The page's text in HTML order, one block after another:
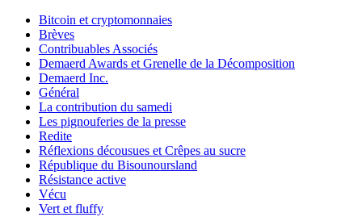
Bitcoin et cryptomonnaies
Brèves
Contribuables Associés
Demaerd Awards et Grenelle de la Décomposition
Demaerd Inc.
Général
La contribution du samedi
Les pignouferies de la presse
Redite
Réflexions décousues et Crêpes au sucre
République du Bisounoursland
Résistance active
Vécu
Vert et fluffy